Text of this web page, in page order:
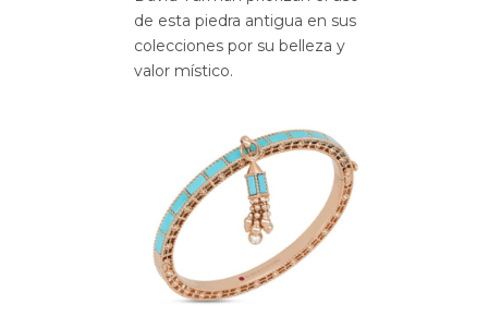
de esta piedra antigua en sus
colecciones por su belleza y
valor místico.